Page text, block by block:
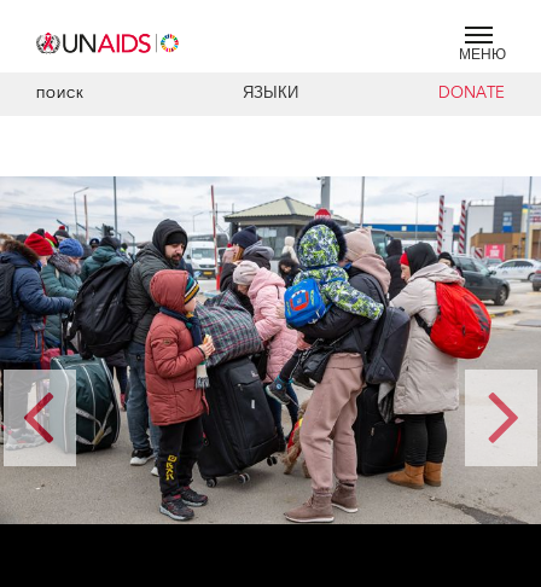
МЕНЮ
ПОИСК ЯЗЫКИ DONATE